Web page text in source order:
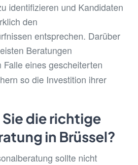
identifizieren und Kandidaten
den
entsprechen. Darüber
Beratungen
Falle eines gescheiterten
so die Investition ihrer
die richtige
in Brüssel?
sollte nicht